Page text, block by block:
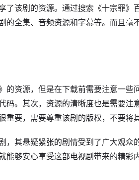
了该剧的资源。通过搜索《十宗罪》
的全集、音频资源和字幕等。而且毫
资源，但是在下载前需要注意一些
码。其次，资源的清晰度也是需要注
要，需要尊重该剧的版权，不要将
，其悬疑紧张的剧情受到了广大观众
够安心享受这部电视剧带来的精彩内